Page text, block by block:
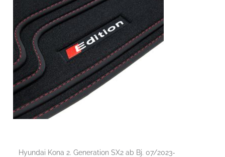
Hyundai Kona 2. Generation SX2 ab Bj. 07/2023-